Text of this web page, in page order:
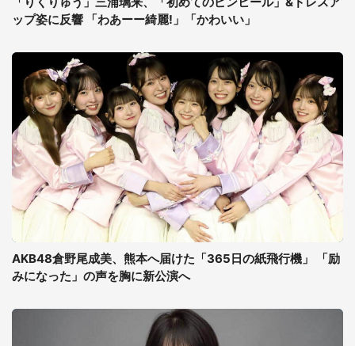
ップ姿に反響 「わあーー綺麗!」「かわいい」
AKB48倉野尾成美、熊本へ届けた「365日の紙飛行機」 「励
みになった」の声を胸に新公演へ